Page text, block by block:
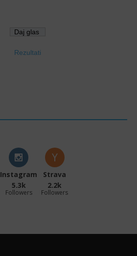
Rezultati
Instagram
5.3k
Followers
Strava
2.2k
Followers